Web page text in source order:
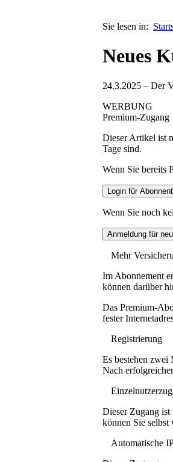
Sie lesen in:
Neues
24.3.2025 – Der
WERBUNG
Premium-Zugang
Dieser Artikel ist
Tage sind.
Wenn Sie bereits
Wenn Sie noch
Mehr
Im Abonnement
können darüber
Das Premium-
fester
Registrierung
Es bestehen
Nach
Dieser Zugang ist
können Sie selbst
Automatische